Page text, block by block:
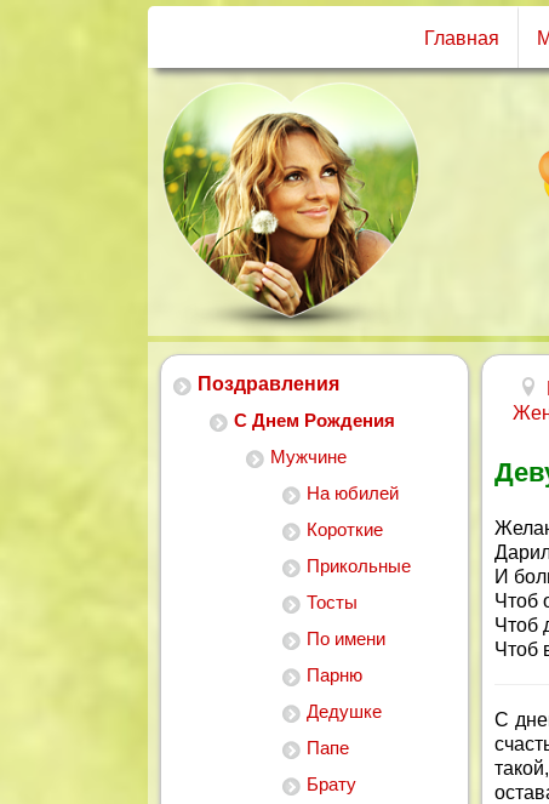
Главная
Поздравления
С Днем Рождения
Мужчине
На юбилей
Короткие
Прикольные
Тосты
По имени
Парню
Дедушке
Папе
Брату
И
Чтоб
Чтоб
Чтоб
С